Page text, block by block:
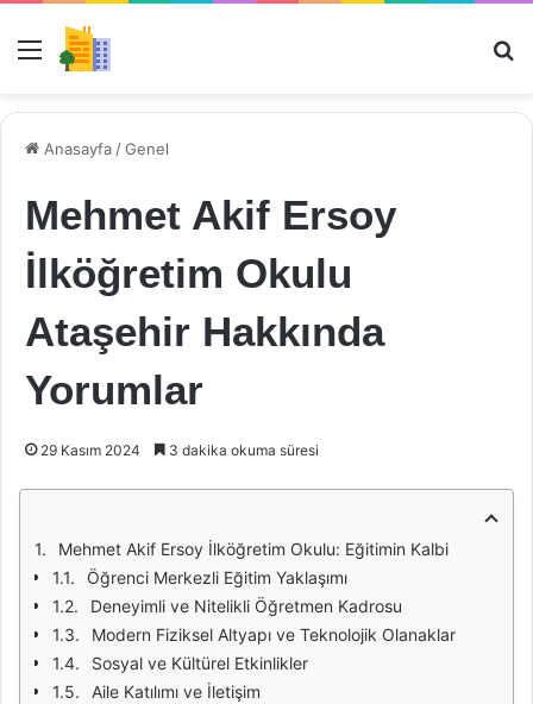
Menü
Anasayfa /Genel
Mehmet Akif Ersoy
İlköğretim Okulu
Ataşehir Hakkında
Yorumlar
29 Kasım 2024 3 dakika okuma süresi
Mehmet Akif Ersoy İlköğretim Okulu: Eğitimin Kalbi
Öğrenci Merkezli Eğitim Yaklaşımı
Deneyimli ve Nitelikli Öğretmen Kadrosu
Modern Fiziksel Altyapı ve Teknolojik Olanaklar
Sosyal ve Kültürel Etkinlikler
Aile Katılımı ve İletişim